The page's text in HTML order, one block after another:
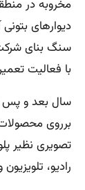
مخروبه در
دیوارهای
سنگ بنای
با فعالیت
سال بعد و پس
برروی
تصویری نظیر
رادیو،